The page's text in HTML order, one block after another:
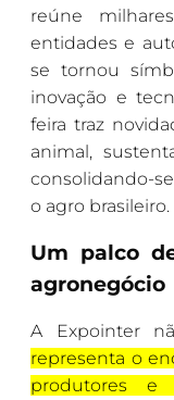
reúne
entidades e
se tornou
inovação e
feira traz
animal,
consolidando-
o agro brasileiro.
Um palco
agronegócio
A Expointer
representa o
produtores e